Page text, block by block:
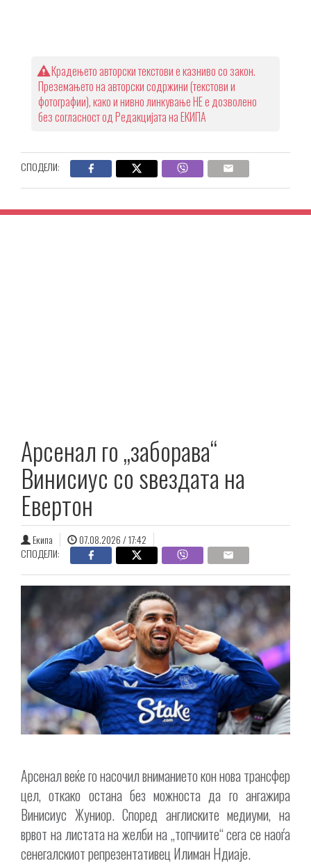
Крадењето авторски текстови е казниво со закон.
Преземањето на авторски содржини (текстови и
фотографии), како и нивно линкување НЕ е дозволено
без согласност од Редакцијата на ЕКИПА
СПОДЕЛИ:
Арсенал го „заборава“
Винисиус со ѕвездата на
Евертон
Екипа
07.08.2026 / 17:42
СПОДЕЛИ:
Арсенал веќе го насочил вниманието кон нова трансфер
цел, откако остана без можноста да го ангажира
Винисиус Жуниор. Според англиските медиуми, на
врвот на листата на желби на „топчиите“ сега се наоѓа
сенегалскиот репрезентативец Илиман Ндиаје.